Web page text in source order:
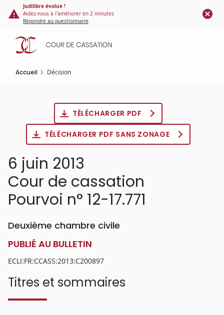
Panneau de gestion des cookies
contenu
principal
Judilibre évolue !
Aidez-nous à l'améliorer en 2 minutes
Répondre au questionnaire
Accueil Décision
TÉLÉCHARGER PDF
TÉLÉCHARGER PDF SANS ZONAGE
6 juin 2013
Cour de cassation
Pourvoi n° 12-17.771
Deuxième chambre civile
PUBLIÉ AU BULLETIN
ECLI:FR:CCASS:2013:C200897
Titres et sommaires